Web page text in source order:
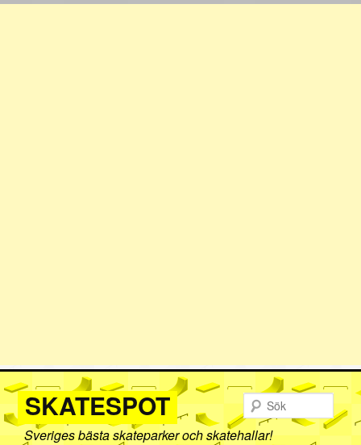
SKATESPOT
Sveriges bästa skateparker och skatehallar!